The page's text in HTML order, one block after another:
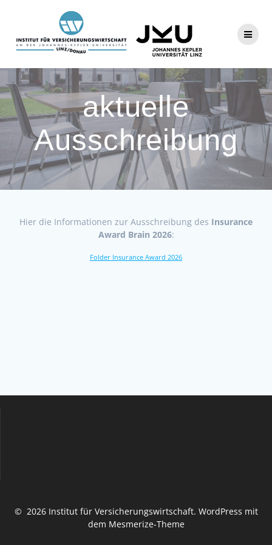
springen
aktuelle
Ausschreibung
Hier die Informationen zur Ausschreibung des Insurance
Award Brain 2026:
Folder Insurance Award 2026
© 2026 Institut für Versicherungswirtschaft. WordPress mit
dem Mesmerize-Theme